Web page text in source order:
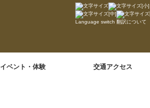
Language switch 翻訳について
イベント・体験 交通アクセス